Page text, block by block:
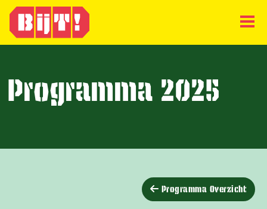
Programma 2025
Programma Overzicht